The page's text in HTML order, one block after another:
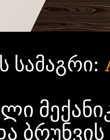
სამაგრი:
ბრუნვის